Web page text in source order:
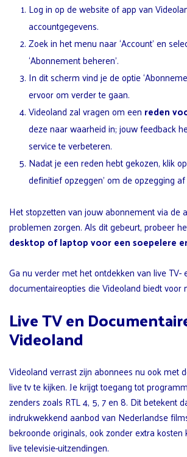
Log in op de website of app van
accountgegevens.
Zoek in het menu naar ‘Account’ en
‘Abonnement beheren’.
In dit scherm vind je de optie
ervoor om verder te gaan.
Videoland zal vragen om een reden
deze naar waarheid in; jouw feedback
service te verbeteren.
Nadat je een reden hebt gekozen, klik
definitief opzeggen’ om de opzegging
Het stopzetten van jouw abonnement via de
problemen zorgen. Als dit gebeurt, probeer
desktop of laptop voor een soepelere
Ga nu verder met het ontdekken van live TV-
documentaireopties die Videoland biedt voor
Live TV en
Videoland
Videoland verrast zijn abonnees nu ook met
live tv te kijken. Je krijgt toegang tot
zenders zoals RTL 4, 5, 7 en 8. Dit betekent
indrukwekkend aanbod van Nederlandse
bekroonde originals, ook zonder extra kosten
live televisie-uitzendingen.